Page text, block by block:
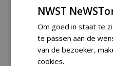
nieuwsbrief.
NWST
Om goed in staat te
te passen aan de
van de bezoeker,
cookies.